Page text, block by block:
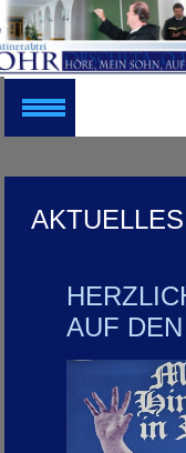
AKTUELLES
AUF